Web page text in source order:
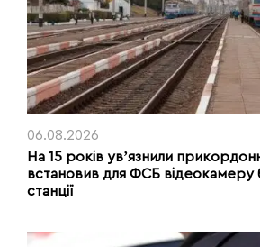
06.08.2026
На 15 років увʼязнили
встановив для ФСБ відеокамеру
станції